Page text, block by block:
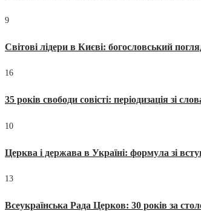
9
Світові лідери в Києві: богословський
16
35 років свободи совісті: періодизація зі
10
Церква і держава в Україні: формула зі
13
Всеукраїнська Рада Церков: 30 років за